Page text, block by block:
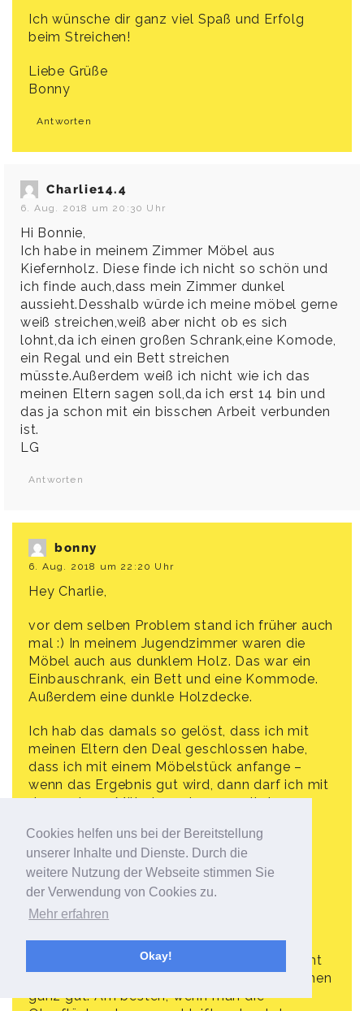
Cookies helfen uns bei der Bereitstellung
unserer Inhalte und Dienste. Durch die
weitere Nutzung der Webseite stimmen Sie
der Verwendung von Cookies zu.
Mehr erfahren
Okay!
Ich wünsche dir ganz viel Spaß und Erfolg
beim Streichen!
Liebe Grüße
Bonny
Antworten
Charlie14.4
6. Aug. 2018 um 20:30 Uhr
Hi Bonnie,
Ich habe in meinem Zimmer Möbel aus
Kiefernholz. Diese finde ich nicht so schön und
ich finde auch,dass mein Zimmer dunkel
aussieht.Desshalb würde ich meine möbel gerne
weiß streichen,weiß aber nicht ob es sich
lohnt,da ich einen großen Schrank,eine Komode,
ein Regal und ein Bett streichen
müsste.Außerdem weiß ich nicht wie ich das
meinen Eltern sagen soll,da ich erst 14 bin und
das ja schon mit ein bisschen Arbeit verbunden
ist.
LG
Antworten
bonny
6. Aug. 2018 um 22:20 Uhr
Hey Charlie,
vor dem selben Problem stand ich früher auch
mal :) In meinem Jugendzimmer waren die
Möbel auch aus dunklem Holz. Das war ein
Einbauschrank, ein Bett und eine Kommode.
Außerdem eine dunkle Holzdecke.
Ich hab das damals so gelöst, dass ich mit
meinen Eltern den Deal geschlossen habe,
dass ich mit einem Möbelstück anfange –
wenn das Ergebnis gut wird, dann darf ich mit
den anderen Möbeln und sogar mit der
Hier siehst du zum Beispiel den alten
Einbauschrank, der war mal aus dunklem
Kieferholz:
https://bonnyundkleid.com/2018/02/diy-
Wenn die Möbel aus echtem Holz, also nicht
aus Furnier sind, klappt das mit dem Streichen
ganz gut. Am besten, wenn man die